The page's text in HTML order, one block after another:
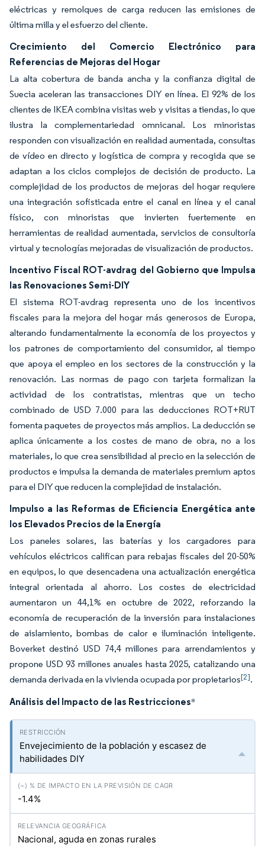
eléctricas y remolques de carga reducen las emisiones de
última milla y el esfuerzo del cliente.
Crecimiento del Comercio Electrónico para
Referencias de Mejoras del Hogar
La alta cobertura de banda ancha y la confianza digital de
Suecia aceleran las transacciones DIY en línea. El 92% de los
clientes de IKEA combina visitas web y visitas a tiendas, lo que
ilustra la complementariedad omnicanal. Los minoristas
responden con visualización en realidad aumentada, consultas
de vídeo en directo y logística de compra y recogida que se
adaptan a los ciclos complejos de decisión de producto. La
complejidad de los productos de mejoras del hogar requiere
una integración sofisticada entre el canal en línea y el canal
físico, con minoristas que invierten fuertemente en
herramientas de realidad aumentada, servicios de consultoría
virtual y tecnologías mejoradas de visualización de productos.
Incentivo Fiscal ROT-avdrag del Gobierno que Impulsa
las Renovaciones Semi-DIY
El sistema ROT-avdrag representa uno de los incentivos
fiscales para la mejora del hogar más generosos de Europa,
alterando fundamentalmente la economía de los proyectos y
los patrones de comportamiento del consumidor, al tiempo
que apoya el empleo en los sectores de la construcción y la
renovación. Las normas de pago con tarjeta formalizan la
actividad de los contratistas, mientras que un techo
combinado de USD 7.000 para las deducciones ROT+RUT
fomenta paquetes de proyectos más amplios. La deducción se
aplica únicamente a los costes de mano de obra, no a los
materiales, lo que crea sensibilidad al precio en la selección de
productos e impulsa la demanda de materiales premium aptos
para el DIY que reducen la complejidad de instalación.
Impulso a las Reformas de Eficiencia Energética ante
los Elevados Precios de la Energía
Los paneles solares, las baterías y los cargadores para
vehículos eléctricos califican para rebajas fiscales del 20-50%
en equipos, lo que desencadena una actualización energética
integral orientada al ahorro. Los costes de electricidad
aumentaron un 44,1% en octubre de 2022, reforzando la
economía de recuperación de la inversión para instalaciones
de aislamiento, bombas de calor e iluminación inteligente.
Boverket destinó USD 74,4 millones para arrendamientos y
propone USD 93 millones anuales hasta 2025, catalizando una
demanda derivada en la vivienda ocupada por propietarios[2].
Análisis del Impacto de las Restricciones*
Envejecimiento de la población y escasez de
habilidades DIY
-1.4%
Nacional, aguda en zonas rurales